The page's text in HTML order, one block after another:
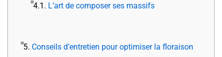
4.1. L’art de composer ses massifs
5. Conseils d’entretien pour optimiser la floraison